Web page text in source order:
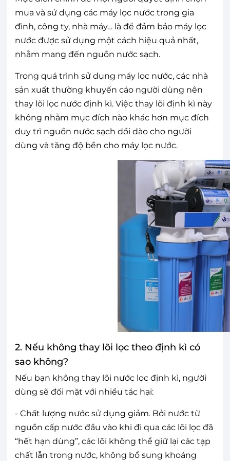
mua và sử dụng các máy lọc nước trong gia
đình, công ty, nhà máy… là để đảm bảo máy lọc
nước được sử dụng một cách hiệu quả nhất,
nhằm mang đến nguồn nước sạch.
Trong quá trình sử dụng máy lọc nước, các nhà
sản xuất thường khuyến cáo người dùng nên
thay lõi lọc nước định kì. Việc thay lõi định kì này
không nhằm mục đích nào khác hơn mục đích
duy trì nguồn nước sạch dồi dào cho người
dùng và tăng độ bền cho máy lọc nước.
2. Nếu không thay lõi lọc theo định kì có
sao không?
Nếu bạn không thay lõi nước lọc định kì, người
dùng sẽ đối mặt với nhiều tác hại:
- Chất lượng nước sử dụng giảm. Bởi nước từ
nguồn cấp nước đầu vào khi đi qua các lõi lọc đã
“hết hạn dùng”, các lõi không thể giữ lại các tạp
chất lẫn trong nước, không bổ sung khoáng